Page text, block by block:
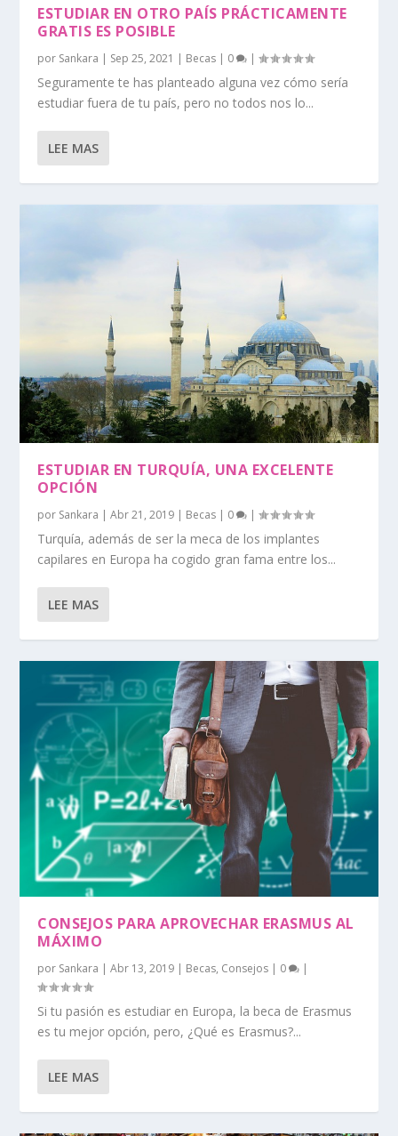
ESTUDIAR EN OTRO PAÍS PRÁCTICAMENTE
GRATIS ES POSIBLE
por Sankara | Sep 25, 2021 | Becas | 0 |
Seguramente te has planteado alguna vez cómo sería
estudiar fuera de tu país, pero no todos nos lo...
LEE MAS
ESTUDIAR EN TURQUÍA, UNA EXCELENTE
OPCIÓN
por Sankara |Abr 21, 2019 | Becas | 0 |
Turquía, además de ser la meca de los implantes
capilares en Europa ha cogido gran fama entre los...
LEE MAS
CONSEJOS PARA APROVECHAR ERASMUS AL
MÁXIMO
por Sankara |Abr 13, 2019 | Becas, Consejos | 0 |
Si tu pasión es estudiar en Europa, la beca de Erasmus
es tu mejor opción, pero, ¿Qué es Erasmus?...
LEE MAS